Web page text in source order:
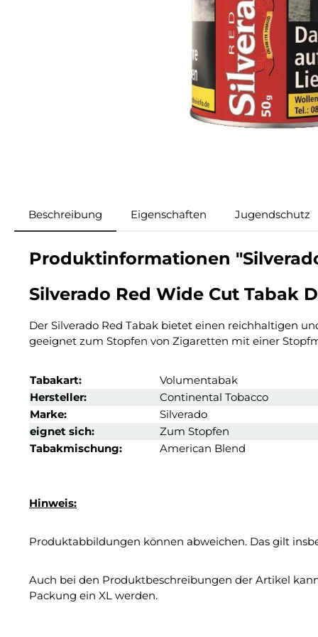
Beschreibung Eigenschaften Jugendschutz
Produktinformationen
Silverado Red Wide Cut Tabak
Der Silverado Red Tabak bietet einen reichhaltigen
geeignet zum Stopfen von Zigaretten mit einer
Tabakart:
Volumentabak
Hersteller:
Continental Tobacco
Marke:
Silverado
eignet sich:
Zum Stopfen
Tabakmischung:
American Blend
Hinweis:
Produktabbildungen können abweichen. Das gilt
Auch bei den Produktbeschreibungen der Artikel
Packung ein XL werden.